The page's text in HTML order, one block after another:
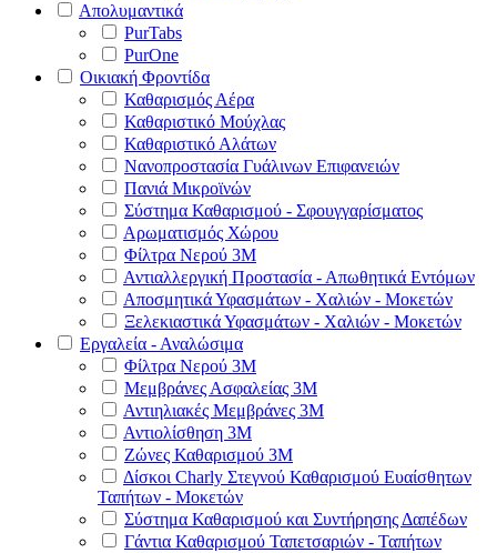
Απολυμαντικά
PurTabs
PurOne
Οικιακή Φροντίδα
Καθαρισμός Αέρα
Καθαριστικό Μούχλας
Καθαριστικό Αλάτων
Νανοπροστασία Γυάλινων Επιφανειών
Πανιά Μικροϊνών
Σύστημα Καθαρισμού - Σφουγγαρίσματος
Αρωματισμός Χώρου
Φίλτρα Νερού 3Μ
Αντιαλλεργική Προστασία - Απωθητικά Εντόμων
Αποσμητικά Υφασμάτων - Χαλιών - Μοκετών
Ξελεκιαστικά Υφασμάτων - Χαλιών - Μοκετών
Εργαλεία - Αναλώσιμα
Φίλτρα Νερού 3Μ
Μεμβράνες Ασφαλείας 3Μ
Αντιηλιακές Μεμβράνες 3Μ
Αντιολίσθηση 3Μ
Ζώνες Καθαρισμού 3Μ
Δίσκοι Charly Στεγνού Καθαρισμού Ευαίσθητων
Ταπήτων - Μοκετών
Σύστημα Καθαρισμού και Συντήρησης Δαπέδων
Γάντια Καθαρισμού Ταπετσαριών - Ταπήτων